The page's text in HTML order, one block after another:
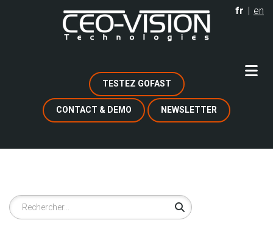
fr en
TESTEZ GOFAST
CONTACT & DEMO NEWSLETTER
Rechercher